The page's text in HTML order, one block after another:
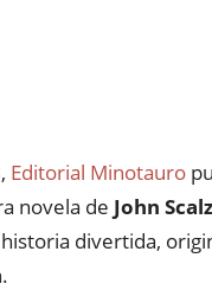
Editorial Minotauro
novela de John
divertida,